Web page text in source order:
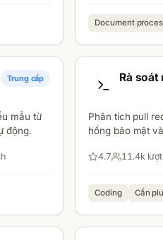
Document
Trung cấp
mẫu từ
động.
Rà soát
Phân tích pull
hổng bảo mật
4.7 11.4klượt
Coding Cần